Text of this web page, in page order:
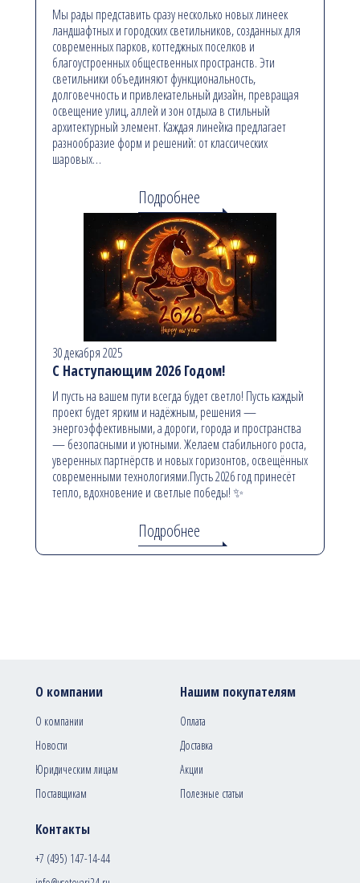
Мы рады представить сразу несколько новых линеек
ландшафтных и городских светильников, созданных для
современных парков, коттеджных поселков и
благоустроенных общественных пространств. Эти
светильники объединяют функциональность,
долговечность и привлекательный дизайн, превращая
освещение улиц, аллей и зон отдыха в стильный
архитектурный элемент. Каждая линейка предлагает
разнообразие форм и решений: от классических
шаровых…
Подробнее
30 декабря 2025
С Наступающим 2026 Годом!
И пусть на вашем пути всегда будет светло! Пусть каждый
проект будет ярким и надёжным, решения —
энергоэффективными, а дороги, города и пространства
— безопасными и уютными. Желаем стабильного роста,
уверенных партнёрств и новых горизонтов, освещённых
современными технологиями.Пусть 2026 год принесёт
тепло, вдохновение и светлые победы! ✨
Подробнее
Контакты
+7 (495) 147-14-44
О компании
О компании
Новости
Юридическим лицам
Поставщикам
Нашим покупателям
Оплата
Доставка
Акции
Полезные статьи